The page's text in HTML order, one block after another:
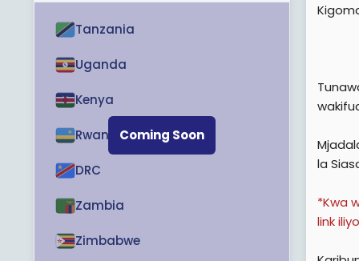
la
*Kwa
link
Coming Soon
Tanzania
Uganda
Kenya
Rwanda
DRC
Zambia
Zimbabwe